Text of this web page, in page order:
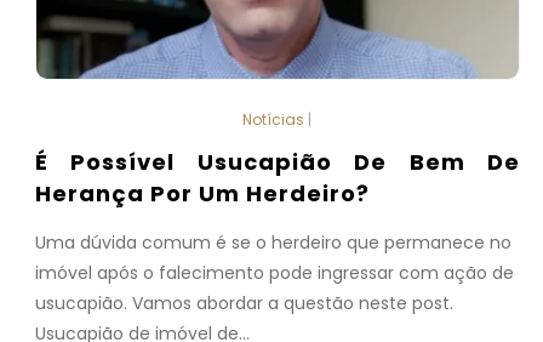
Notícias |
É Possível Usucapião De Bem De
Herança Por Um Herdeiro?
Uma dúvida comum é se o herdeiro que permanece no
imóvel após o falecimento pode ingressar com ação de
usucapião. Vamos abordar a questão neste post.
Usucapião de imóvel de...